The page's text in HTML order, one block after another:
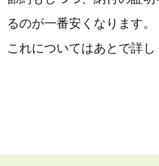
るのが一番安くなります。
これについてはあとで詳し